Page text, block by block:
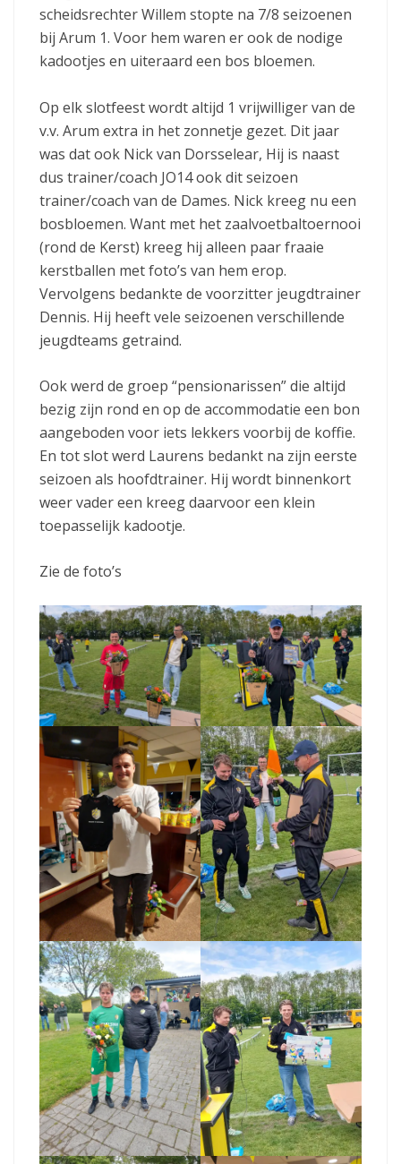
scheidsrechter Willem stopte na 7/8 seizoenen
bij Arum 1. Voor hem waren er ook de nodige
kadootjes en uiteraard een bos bloemen.
Op elk slotfeest wordt altijd 1 vrijwilliger van de
v.v. Arum extra in het zonnetje gezet. Dit jaar
was dat ook Nick van Dorsselear, Hij is naast
dus trainer/coach JO14 ook dit seizoen
trainer/coach van de Dames. Nick kreeg nu een
bosbloemen. Want met het zaalvoetbaltoernooi
(rond de Kerst) kreeg hij alleen paar fraaie
kerstballen met foto’s van hem erop.
Vervolgens bedankte de voorzitter jeugdtrainer
Dennis. Hij heeft vele seizoenen verschillende
jeugdteams getraind.
Ook werd de groep “pensionarissen” die altijd
bezig zijn rond en op de accommodatie een bon
aangeboden voor iets lekkers voorbij de koffie.
En tot slot werd Laurens bedankt na zijn eerste
seizoen als hoofdtrainer. Hij wordt binnenkort
weer vader een kreeg daarvoor een klein
toepasselijk kadootje.
Zie de foto’s